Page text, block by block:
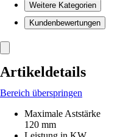
Weitere Kategorien
Kundenbewertungen
Artikeldetails
Bereich überspringen
Maximale Aststärke
120 mm